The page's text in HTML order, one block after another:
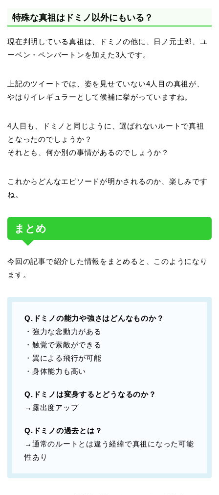
特殊な真祖はドミノ以外にもいる？
現在判明している真祖は、ドミノの他に、日ノ元士郎、ユ
ーベン・ペンバートンを加えた3人です。
上記のツイートでは、姿を見せていない4人目の真祖が、
やはりイレギュラーとして候補に挙がっていますね。
4人目も、ドミノと同じように、選ばれないルートで真祖
となったのでしょうか？
それとも、何か別の事情があるのでしょうか？
これからどんなエピソードが明かされるのか、楽しみです
ね。
まとめ
今回の記事で紹介した情報をまとめると、このようになり
ます。
Q.ドミノの能力や強さはどんなものか？
・強力な念動力がある
・触覚で索敵ができる
・翼による飛行が可能
・身体能力も高い
Q.ドミノは変身するとどうなるのか？
→露出度アップ
Q.ドミノの過去とは？
→通常のルートとは違う経緯で真祖になった可能
性あり